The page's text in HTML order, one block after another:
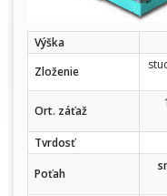
Výška
Zloženie
Ort. záťaž
Tvrdosť
Poťah